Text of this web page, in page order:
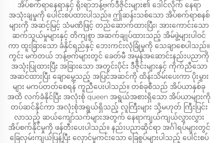
အိပ်စက်ရာနေရာနှင့် ရိုးရာဘန့်ဗက်ဒီဇိုင်းများ၏ ဒေါင်လိုက် နေရာ
အသုံးချမှုကို ပေါင်းစပ်ထားပါသည်။ ဤဆန်းသစ်သော အိပ်စက်ရာစနစ်
များကို အဆင့်မြင့် သံမဏိဖြင့် တည်ဆောက်ထားပြီး၊ အားကောင်းသော
ဆက်သွယ်မှုများနှင့် တိကျစွာ အဆက်ချုပ်ထားသည့် အိမ်ဖွဲ့များပါဝင်
ကာ ထူးခြားသော ခံနိုင်ရည်နှင့် ဘေးကင်းလုံခြုံမှုကို သေချာစေပါသည်။
ကွင်း မက်တယ် ဘန့်ဗက်များတွင် ခေတ်မီ အမှုန်အဆောင်းနည်းပညာကို
အသုံးပြုထားပြီး အခြားသော အတွင်းပိုင်း ဒီဇိုင်းများနှင့် ကိုက်ညီသော
အဆင်ထားပြီး ချောမွေ့သည့် အပြင်အဆင်ကို ထိန်းသိမ်းပေးကာ ပိုးမွှား
များ မကပ်တတ်စေရန် ကူညီပေးပါသည်။ တစ်ခုစီသည် အိပ်ယာနှစ်ခု
အထိ လက်ခံနိုင်ပြီး အလုံးစုံ queen အရွယ်အစားရှိသော အိပ်ယာများကို
တပ်ဆင်နိုင်ကာ အလုံးစုံအရွယ်ရှိသည့် လူကြီးများ သို့မဟုတ် ကြီးပြင်း
လာသည့် ဆယ်ကျော်သက်များအတွက် နေရာကျယ်ကျယ်လွှားလွှား
အိပ်စက်နိုင်မှုကို ဖန်တီးပေးပါသည်။ နည်းပညာဆိုင်ရာ အင်္ဂါရပ်များတွင်
ခြေလှမ်းကျယ်ပြန့်ပြီး လှောင်မှုကင်းသော ခြေစွပ်များပါသည့် ပေါင်းစပ်